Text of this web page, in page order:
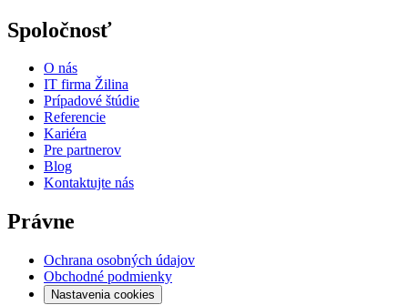
Spoločnosť
O nás
IT firma Žilina
Prípadové štúdie
Referencie
Kariéra
Pre partnerov
Blog
Kontaktujte nás
Právne
Ochrana osobných údajov
Obchodné podmienky
Nastavenia cookies